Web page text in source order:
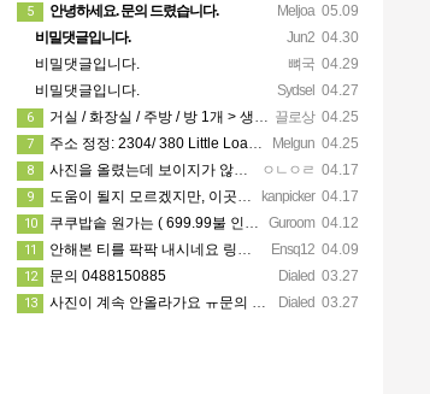
Meljoa 05.09
5
안녕하세요. 문의 드렸습니다.
Jun2 04.30
비밀댓글입니다.
뼈국 04.29
비밀댓글입니다.
Sydsel 04.27
비밀댓글입니다.
끌로상 04.25
6
거실 / 화장실 / 주방 / 방 1개 > 생활용품 무료 사용 가능! 카팍은 없어요!
Melgun 04.25
7
주소 정정: 2304/ 380 Little Loansdale street, 3000
ㅇㄴㅇㄹ 04.17
8
사진을 올렸는데 보이지가 않네요 카톡으로 문의주시면 보내드리겠습니다
kanpicker 04.17
9
도움이 될지 모르겠지만, 이곳에 가셔서 가시고자 하는 지역 한인 업소들을 한 번 둘러보세요. https://…
Guroom 04.12
10
쿠쿠밥솥 원가는 ( 699.99불 인데 쿠폰이랑 세일 할때 사서 540에 산거에요!! )
Ensq12 04.09
11
안해본 티를 팍팍 내시네요 링크 5개 다 조립할려면 8시간이상걸릴겁니다ㅋㅋ 근데 툴은 셀프고 100불?? 어…
Dialed 03.27
12
문의 0488150885
Dialed 03.27
13 사진이 계속 안올라가요 ㅠ문의 주시면 사진 보내드릴께요